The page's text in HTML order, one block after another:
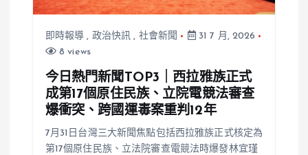
即時報導 , 政治快訊 , 社會新聞
31 7 月, 2026
8 views
今日熱門新聞TOP3｜西拉雅族正式
成第17個原住民族、立院電競法審查
爆衝突、跨國運毒案重判12年
7月31日台灣三大新聞焦點包括西拉雅族正式核定為
第17個原住民族、立法院審查電競法時爆發林宜瑾